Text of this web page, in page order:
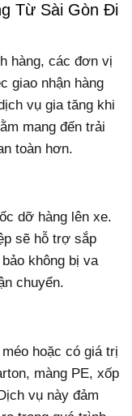
Từ Sài Gòn Đi
hàng, các đơn vị
giao nhận hàng
vụ gia tăng khi
mang đến trải
toàn hơn.
dỡ hàng lên xe.
sẽ hỗ trợ sắp
không bị va
chuyển.
hoặc có giá trị
màng PE, xốp
vụ này đảm